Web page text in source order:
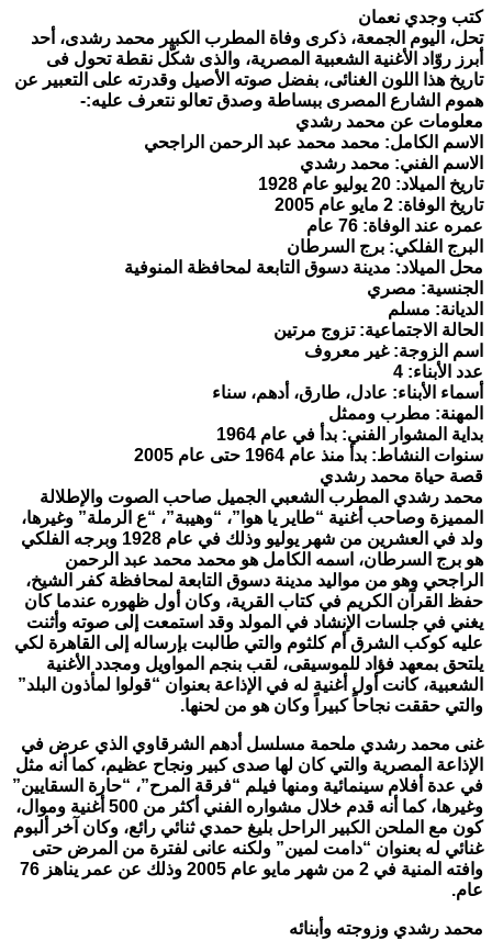
كتب وجدي نعمان
تحل، اليوم الجمعة، ذكرى وفاة المطرب الكبير محمد رشدى، أحد
أبرز روّاد الأغنية الشعبية المصرية، والذى شكّل نقطة تحول فى
تاريخ هذا اللون الغنائى، بفضل صوته الأصيل وقدرته على التعبير عن
هموم الشارع المصرى ببساطة وصدق تعالو نتعرف عليه:-
معلومات عن محمد رشدي
الاسم الكامل: محمد محمد عبد الرحمن الراجحي
الاسم الفني: محمد رشدي
تاريخ الميلاد: 20 يوليو عام 1928
تاريخ الوفاة: 2 مايو عام 2005
عمره عند الوفاة: 76 عام
البرج الفلكي: برج السرطان
محل الميلاد: مدينة دسوق التابعة لمحافظة المنوفية
الجنسية: مصري
الديانة: مسلم
الحالة الاجتماعية: تزوج مرتين
اسم الزوجة: غير معروف
عدد الأبناء: 4
أسماء الأبناء: عادل، طارق، أدهم، سناء
المهنة: مطرب وممثل
بداية المشوار الفني: بدأ في عام 1964
سنوات النشاط: بدأ منذ عام 1964 حتى عام 2005
قصة حياة محمد رشدي
محمد رشدي المطرب الشعبي الجميل صاحب الصوت والإطلالة
المميزة وصاحب أغنية “طاير يا هوا”، “وهيبة”، “ع الرملة” وغيرها،
ولد في العشرين من شهر يوليو وذلك في عام 1928 وبرجه الفلكي
هو برج السرطان، اسمه الكامل هو محمد محمد عبد الرحمن
الراجحي وهو من مواليد مدينة دسوق التابعة لمحافظة كفر الشيخ،
حفظ القرآن الكريم في كتاب القرية، وكان أول ظهوره عندما كان
يغني في جلسات الإنشاد في المولد وقد استمعت إلى صوته وأثنت
عليه كوكب الشرق أم كلثوم والتي طالبت بإرساله إلى القاهرة لكي
يلتحق بمعهد فؤاد للموسيقى، لقب بنجم المواويل ومجدد الأغنية
الشعبية، كانت أول أغنية له في الإذاعة بعنوان “قولوا لمأذون البلد”
والتي حققت نجاحاً كبيراً وكان هو من لحنها.
غنى محمد رشدي ملحمة مسلسل أدهم الشرقاوي الذي عرض في
الإذاعة المصرية والتي كان لها صدى كبير ونجاح عظيم، كما أنه مثل
في عدة أفلام سينمائية ومنها فيلم “فرقة المرح”، “حارة السقايين”
وغيرها، كما أنه قدم خلال مشواره الفني أكثر من 500 أغنية وموال،
كون مع الملحن الكبير الراحل بليغ حمدي ثنائي رائع، وكان آخر ألبوم
غنائي له بعنوان “دامت لمين” ولكنه عانى لفترة من المرض حتى
وافته المنية في 2 من شهر مايو عام 2005 وذلك عن عمر يناهز 76
عام.
محمد رشدي وزوجته وأبنائه